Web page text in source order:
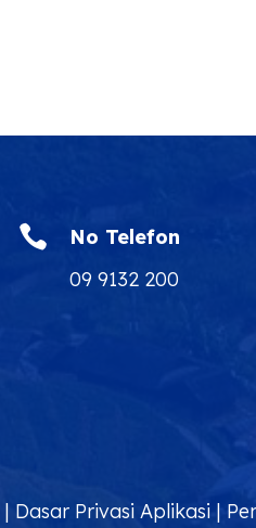

No Telefon
09 9132 200
Dasar Privasi Aplikasi|